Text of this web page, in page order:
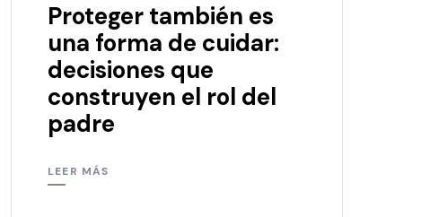
Proteger también es
una forma de cuidar:
decisiones que
construyen el rol del
padre
LEER MÁS